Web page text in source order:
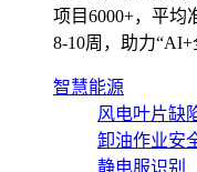
项目6000+，平均
8-10周，助力
智慧能源
风电叶片缺
卸油作业安
静电服识别